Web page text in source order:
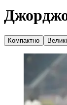
Компактно